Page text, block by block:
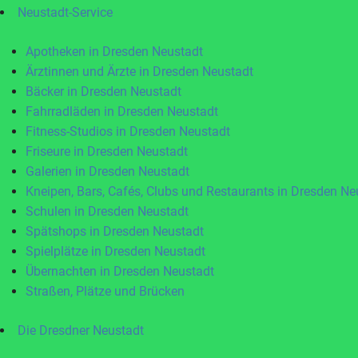
Neustadt-Service
Apotheken in Dresden Neustadt
Ärztinnen und Ärzte in Dresden Neustadt
Bäcker in Dresden Neustadt
Fahrradläden in Dresden Neustadt
Fitness-Studios in Dresden Neustadt
Friseure in Dresden Neustadt
Galerien in Dresden Neustadt
Kneipen, Bars, Cafés, Clubs und Restaurants in Dresden
Schulen in Dresden Neustadt
Spätshops in Dresden Neustadt
Spielplätze in Dresden Neustadt
Übernachten in Dresden Neustadt
Straßen, Plätze und Brücken
Die Dresdner Neustadt